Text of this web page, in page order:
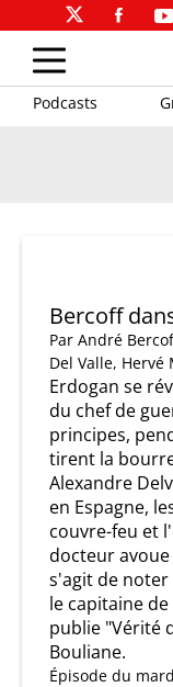
Podcasts
Bercoff
Par André
Del Valle, Hervé
Erdogan se
du chef de
principes,
tirent la
Alexandre
en Espagne,
couvre-feu et
docteur
s'agit de noter
le capitaine
publie "Vérité
Bouliane.
Épisode du